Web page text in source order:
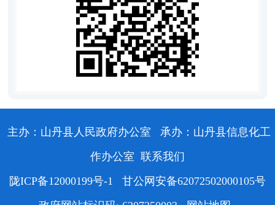
主办：山丹县人民政府办公室
承办：山丹县信息化工
作办公室 联系我们
陇ICP备12000199号-1
甘公网安备62072502000105号